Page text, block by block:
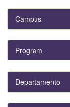
Campus
Program
Departamento